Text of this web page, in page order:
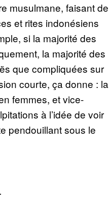
musulmane, faisant de
et rites indonésiens
si la majorité des
la majorité des
que compliquées sur
courte, ça donne : la
femmes, et vice-
à l’idée de voir
pendouillant sous le